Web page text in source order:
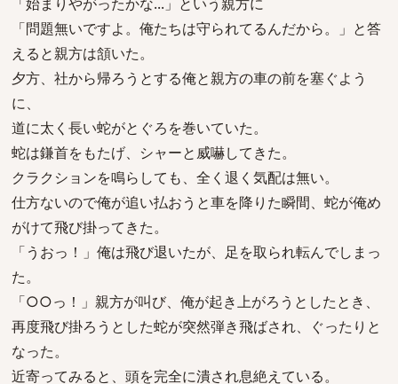
「問題無いですよ。俺たちは守られてるんだから。」と答
えると親方は頷いた。
夕方、社から帰ろうとする俺と親方の車の前を塞ぐよう
に、
道に太く長い蛇がとぐろを巻いていた。
蛇は鎌首をもたげ、シャーと威嚇してきた。
クラクションを鳴らしても、全く退く気配は無い。
仕方ないので俺が追い払おうと車を降りた瞬間、蛇が俺め
がけて飛び掛ってきた。
「うおっ！」俺は飛び退いたが、足を取られ転んでしまっ
た。
「○○っ！」親方が叫び、俺が起き上がろうとしたとき、
再度飛び掛ろうとした蛇が突然弾き飛ばされ、ぐったりと
なった。
近寄ってみると、頭を完全に潰され息絶えている。